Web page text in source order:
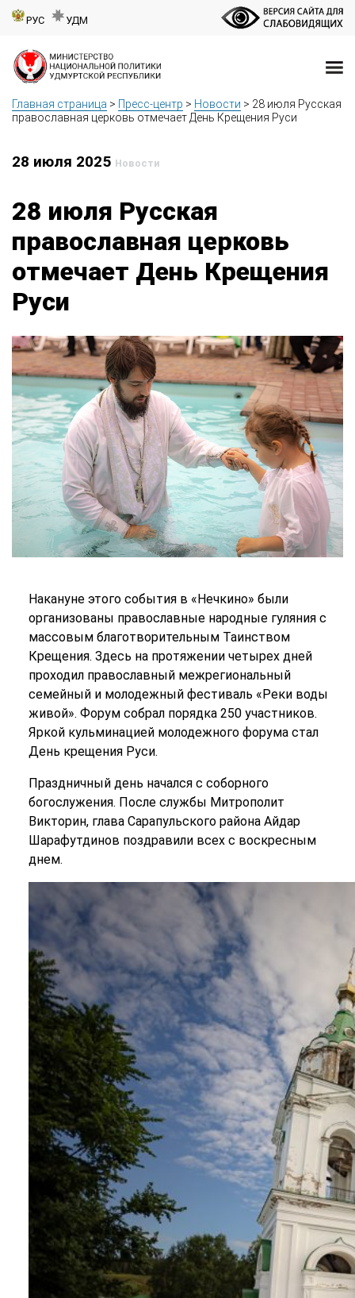
РУС УДМ
Главная страница > Пресс-центр > Новости > 28 июля Русская
православная церковь отмечает День Крещения Руси
28 июля 2025 Новости
28 июля Русская
православная церковь
отмечает День Крещения
Руси
Накануне этого события в «Нечкино» были
организованы православные народные гуляния с
массовым благотворительным Таинством
Крещения. Здесь на протяжении четырех дней
проходил православный межрегиональный
семейный и молодежный фестиваль «Реки воды
живой». Форум собрал порядка 250 участников.
Яркой кульминацией молодежного форума стал
День крещения Руси.
Праздничный день начался с соборного
богослужения. После службы Митрополит
Викторин, глава Сарапульского района Айдар
Шарафутдинов поздравили всех с воскресным
днем.